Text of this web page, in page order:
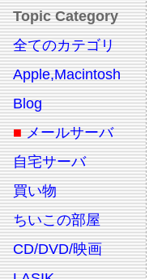
Topic Category
全てのカテゴリ
Apple,Macintosh
Blog
■ メールサーバ
自宅サーバ
買い物
ちいこの部屋
CD/DVD/映画